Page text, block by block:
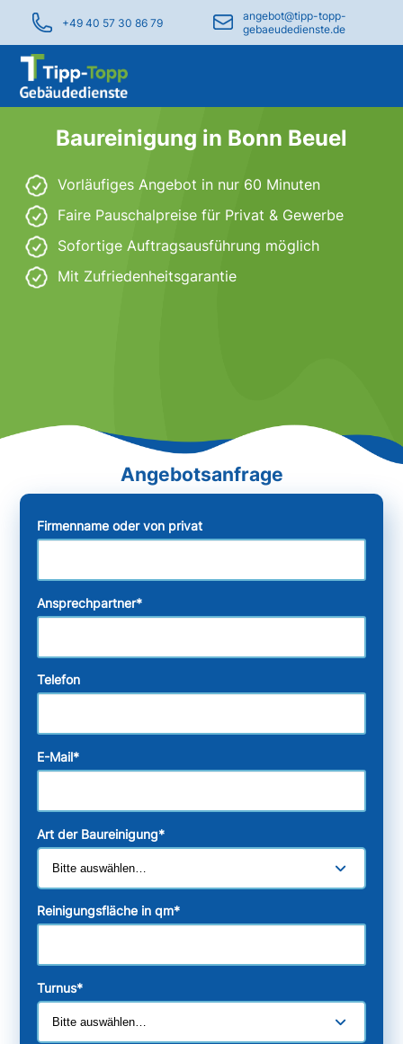
+49 40 57 30 86 79
angebot@tipp-topp-
gebaeudedienste.de
Baureinigung in Bonn Beuel
Vorläufiges Angebot in nur 60 Minuten
Faire Pauschalpreise für Privat & Gewerbe
Sofortige Auftragsausführung möglich
Mit Zufriedenheitsgarantie
Firmenname oder von privat
Ansprechpartner*
Telefon
E-Mail*
Art der Baureinigung*
Reinigungsfläche in qm*
Turnus*